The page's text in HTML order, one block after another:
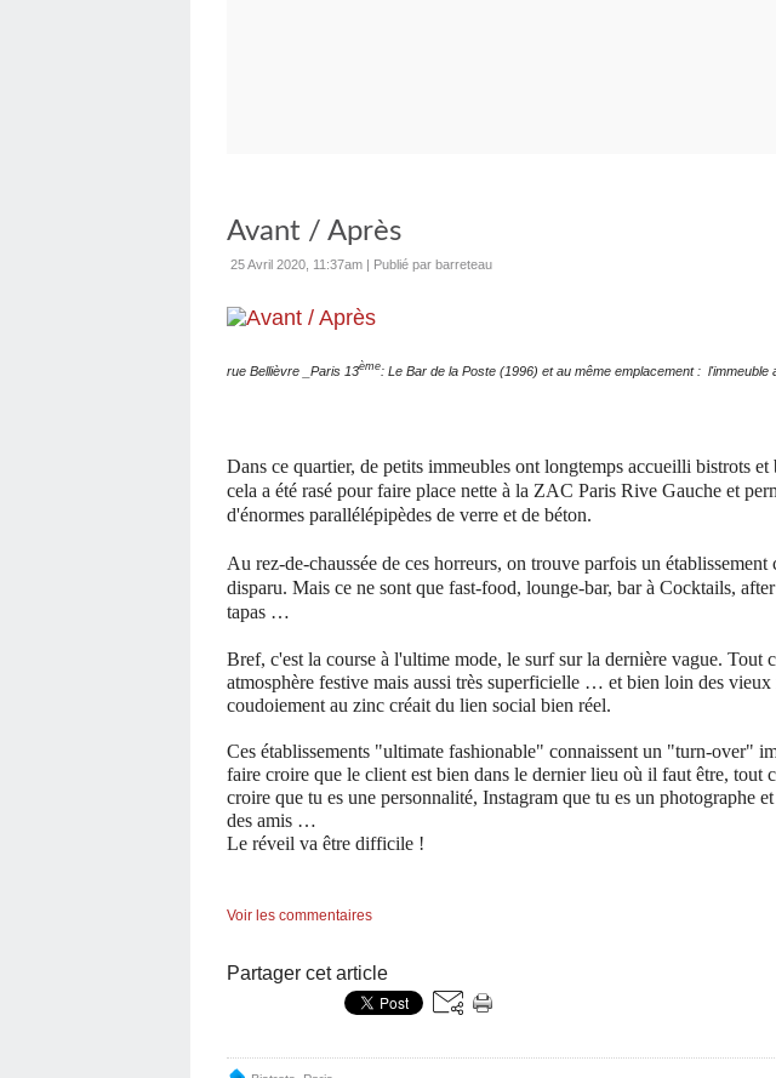
Avant / Après
25 Avril 2020, 11:37am | Publié par barreteau
rue Bellièvre _Paris 13ème: Le Bar de la Poste (1996) et au même emplacement : l'immeuble
Dans ce quartier, de petits immeubles ont longtemps accueilli bistrots
cela a été rasé pour faire place nette à la ZAC Paris Rive Gauche et
d'énormes parallélépipèdes de verre et de béton.
Au rez-de-chaussée de ces horreurs, on trouve parfois un établissement
disparu. Mais ce ne sont que fast-food, lounge-bar, bar à Cocktails,
tapas …
Bref, c'est la course à l'ultime mode, le surf sur la dernière vague. Tout
atmosphère festive mais aussi très superficielle … et bien loin des vieux
coudoiement au zinc créait du lien social bien réel.
Ces établissements "ultimate fashionable" connaissent un "turn-over"
faire croire que le client est bien dans le dernier lieu où il faut être, tout
croire que tu es une personnalité, Instagram que tu es un photographe
des amis …
Le réveil va être difficile !
Voir les commentaires
Partager cet article